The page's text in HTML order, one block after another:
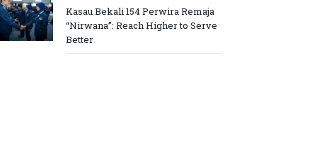
Kasau Bekali 154 Perwira Remaja
“Nirwana”: Reach Higher to Serve
Better